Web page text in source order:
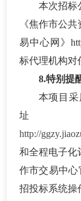
本次招标
《焦作市公
易中心网》
标代理机构对
8.特别提
本项目
http://
和全程电子化
作市交易中心
招投标系统操